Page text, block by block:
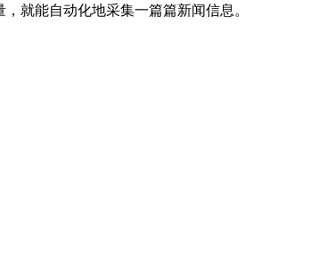
就能自动化地采集一篇篇新闻信息。